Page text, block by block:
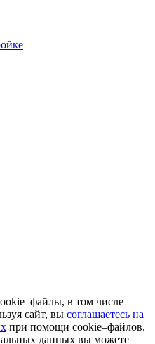
в том числе
сайт, вы соглашаетесь на
при помощи cookie–файлов.
данных вы можете